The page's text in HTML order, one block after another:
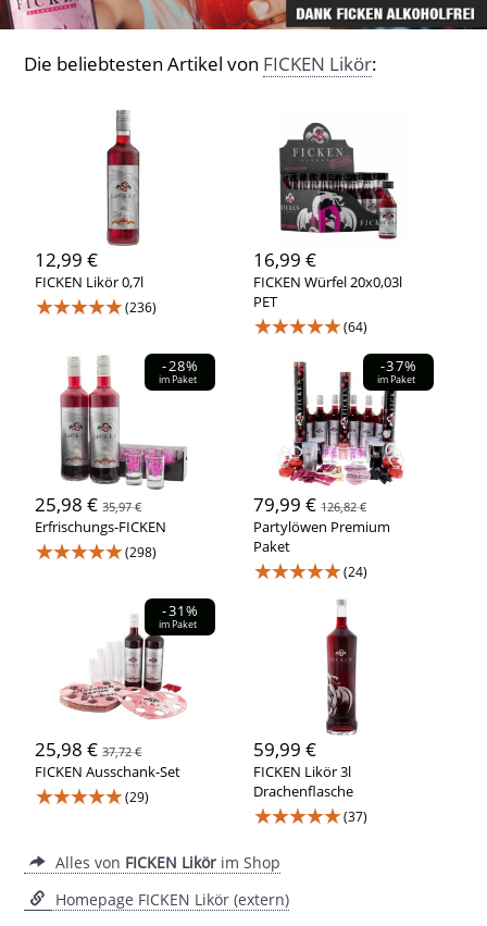
Die beliebtesten Artikel von FICKEN Likör:
12,99 €
FICKEN Likör 0,7l
★★★★★(236)
16,99 €
FICKEN Würfel 20x0,03l
PET
★★★★★(64)
-28%
im Paket
25,98 €35,97 €
Erfrischungs-FICKEN
★★★★★(298)
-37%
im Paket
79,99 € 126,82 €
Partylöwen Premium
Paket
★★★★★(24)
-31%
im Paket
25,98 €37,72 €
FICKEN Ausschank-Set
★★★★★(29)
59,99 €
FICKEN Likör 3l
Drachenflasche
★★★★★(37)
Alles von FICKEN Likör im Shop
Homepage FICKEN Likör (extern)